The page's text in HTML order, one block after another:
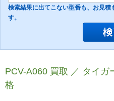
検索結果に出てこない型番も、お見積
す。
PCV-A060 買取 ／ タイガ
格